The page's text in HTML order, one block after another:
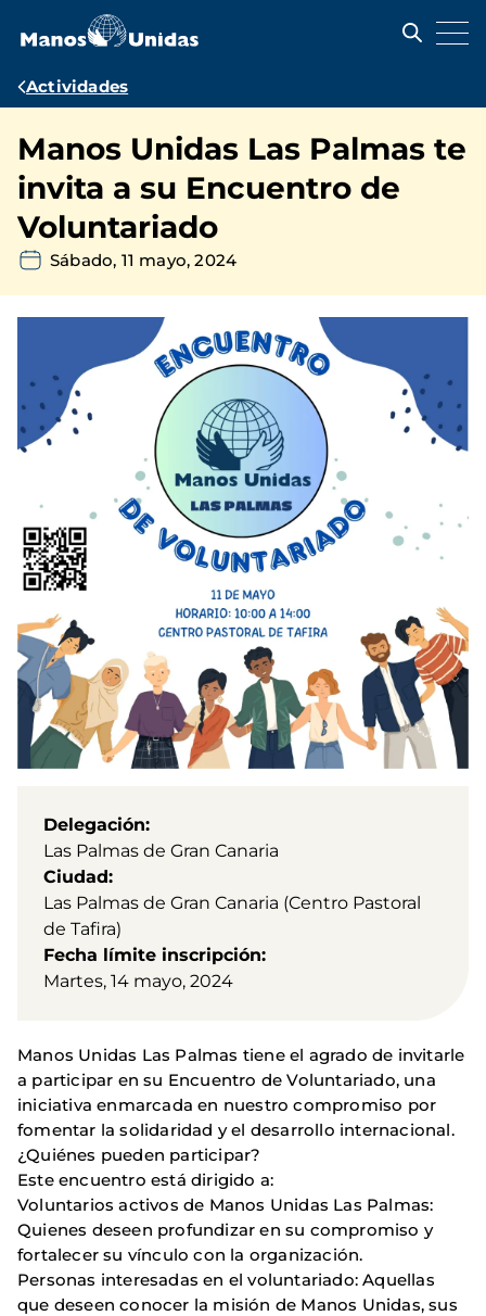
contenido
Ruta
navegación
Actividades
Manos Unidas Las Palmas te
invita a su Encuentro de
Voluntariado
Sábado, 11 mayo, 2024
Delegación
Las Palmas de Gran Canaria
Ciudad
Las Palmas de Gran Canaria (Centro Pastoral
de Tafira)
Fecha límite inscripción
Martes, 14 mayo, 2024
Manos Unidas Las Palmas tiene el agrado de invitarle
a participar en su Encuentro de Voluntariado, una
iniciativa enmarcada en nuestro compromiso por
fomentar la solidaridad y el desarrollo internacional.
¿Quiénes pueden participar?
Este encuentro está dirigido a:
Voluntarios activos de Manos Unidas Las Palmas:
Quienes deseen profundizar en su compromiso y
fortalecer su vínculo con la organización.
Personas interesadas en el voluntariado: Aquellas
que deseen conocer la misión de Manos Unidas, sus